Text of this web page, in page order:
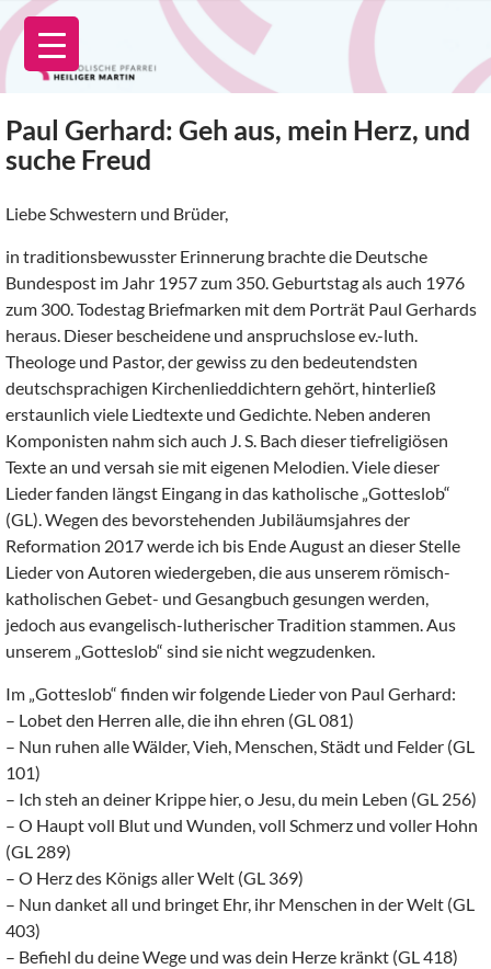
Zum
Inhalt
springen
Paul Gerhard: Geh aus, mein Herz, und
suche Freud
Liebe Schwestern und Brüder,
in traditionsbewusster Erinnerung brachte die Deutsche
Bundespost im Jahr 1957 zum 350. Geburtstag als auch 1976
zum 300. Todestag Briefmarken mit dem Porträt Paul Gerhards
heraus. Dieser bescheidene und anspruchslose ev.-luth.
Theologe und Pastor, der gewiss zu den bedeutendsten
deutschsprachigen Kirchenlieddichtern gehört, hinterließ
erstaunlich viele Liedtexte und Gedichte. Neben anderen
Komponisten nahm sich auch J. S. Bach dieser tiefreligiösen
Texte an und versah sie mit eigenen Melodien. Viele dieser
Lieder fanden längst Eingang in das katholische „Gotteslob“
(GL). Wegen des bevorstehenden Jubiläumsjahres der
Reformation 2017 werde ich bis Ende August an dieser Stelle
Lieder von Autoren wiedergeben, die aus unserem römisch-
katholischen Gebet- und Gesangbuch gesungen werden,
jedoch aus evangelisch-lutherischer Tradition stammen. Aus
unserem „Gotteslob“ sind sie nicht wegzudenken.
Im „Gotteslob“ finden wir folgende Lieder von Paul Gerhard:
– Lobet den Herren alle, die ihn ehren (GL 081)
– Nun ruhen alle Wälder, Vieh, Menschen, Städt und Felder (GL
101)
– Ich steh an deiner Krippe hier, o Jesu, du mein Leben (GL 256)
– O Haupt voll Blut und Wunden, voll Schmerz und voller Hohn
(GL 289)
– O Herz des Königs aller Welt (GL 369)
– Nun danket all und bringet Ehr, ihr Menschen in der Welt (GL
403)
– Befiehl du deine Wege und was dein Herze kränkt (GL 418)